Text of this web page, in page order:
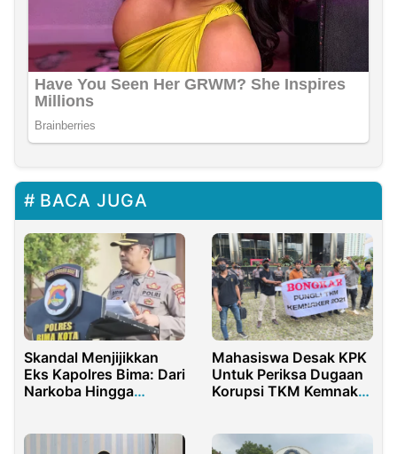
BACA JUGA
Skandal Menjijikkan
Eks Kapolres Bima: Dari
Narkoba Hingga
Mahasiswa Desak KPK
Untuk Periksa Dugaan
Korupsi TKM Kemnaker